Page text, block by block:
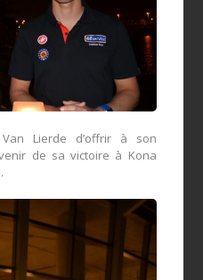
Van Lierde d’offrir à son
de sa victoire à Kona